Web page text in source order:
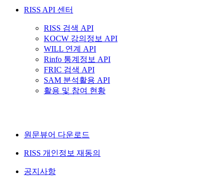
RISS API 센터
RISS 검색 API
KOCW 강의정보 API
WILL 연계 API
Rinfo 통계정보 API
FRIC 검색 API
SAM 분석활용 API
활용 및 참여 현황
원문뷰어 다운로드
RISS 개인정보 재동의
공지사항